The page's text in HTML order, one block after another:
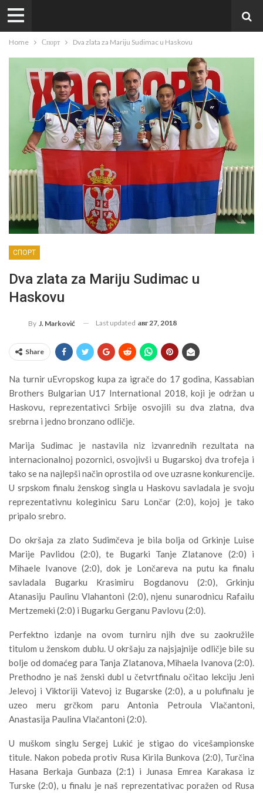
Home Спорт Dva zlata za Mariju Sudimac u Haskovu
СПОРТ
Dva zlata za Mariju Sudimac u
Haskovu
By J. Marković Last updated авг 27, 2018
Share
Na turnir uEvropskog kupa za igrače do 17 godina, Kassabian
Brothers Bulgarian U17 International 2018, koji je održan u
Haskovu, reprezentativci Srbije osvojili su dva zlatna, dva
srebrna i jedno bronzano odličje.
Marija Sudimac je nastavila niz izvanrednih rezultata na
internacionalnoj pozornici, osvojivši u Bugarskoj dva trofeja i
tako se na najlepši način oprostila od ove uzrasne konkurencije.
U srpskom finalu ženskog singla u Haskovu savladala je svoju
reprezentativnu koleginicu Saru Lončar (2:0), kojoj je tako
pripalo srebro.
Do okršaja za zlato Sudimčeva je bila bolja od Grkinje Luise
Marije Pavlidou (2:0), te Bugarki Tanje Zlatanove (2:0) i
Mihaele Ivanove (2:0), dok je Lončareva na putu ka finalu
savladala Bugarku Krasimiru Bogdanovu (2:0), Grkinju
Atanasiju Paulinu Vlahantoni (2:0), njenu sunarodnicu Rafailu
Mertzemeki (2:0) i Bugarku Gerganu Pavlovu (2:0).
Perfektno izdanje na ovom turniru njih dve su zaokružile
titulom u ženskom dublu. U okršaju za najsjajnije odličje bile su
bolje od domaćeg para Tanja Zlatanova, Mihaela Ivanova (2:0).
Prethodno je naš ženski dubl u četvrtfinalu očitao lekciju Jeni
Jelevoj i Viktoriji Vatevoj iz Bugarske (2:0), a u polufinalu je
uzeo meru grčkom paru Antonia Petroula Vlačantoni,
Anastasija Paulina Vlačantoni (2:0).
U muškom singlu Sergej Lukić je stigao do vicešampionske
titule. Nakon pobeda protiv Rusa Kirila Bunkova (2:0), Turčina
Hasana Berkaja Gunbaza (2:1) i Junasa Emrea Karakasa iz
Turske (2:0), u finalu je naš reprezentativac poražen od Rusa